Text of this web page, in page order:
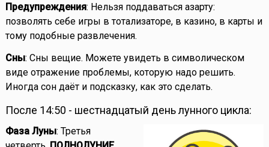
Предупреждения: Нельзя поддаваться азарту:
позволять себе игры в тотализаторе, в казино, в карты и
тому подобные развлечения.
Сны: Сны вещие. Можете увидеть в символическом
виде отражение проблемы, которую надо решить.
Иногда сон даёт и подсказку, как это сделать.
После 14:50 - шестнадцатый день лунного цикла:
Фаза Луны: Третья